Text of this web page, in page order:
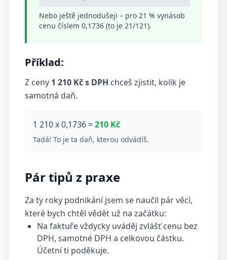
Nebo ještě jednodušeji – pro 21 % vynásob
cenu číslem 0,1736 (to je 21/121).
Příklad:
Z ceny 1 210 Kč s DPH chceš zjistit, kolik je
samotná daň.
1 210 x 0,1736 =210 Kč
Tadá! To je ta daň, kterou odvádíš.
Pár tipů z praxe
Za ty roky podnikání jsem se naučil pár věcí,
které bych chtěl vědět už na začátku:
Na faktuře vždycky uváděj zvlášť cenu bez
DPH, samotné DPH a celkovou částku.
Účetní ti poděkuje.